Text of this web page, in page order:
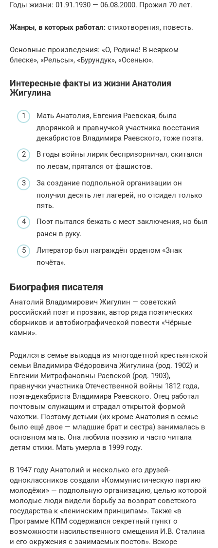
Годы жизни: 01.91.1930 — 06.08.2000. Прожил 70 лет.
Жанры, в которых работал: стихотворения, повесть.
Основные произведения: «О, Родина! В неярком
блеске», «Рельсы», «Бурундук», «Осенью».
Интересные факты из жизни Анатолия
Жигулина
Мать Анатолия, Евгения Раевская, была
дворянкой и правнучкой участника восстания
декабристов Владимира Раевского, тоже поэта.
В годы войны лирик беспризорничал, скитался
по лесам, прятался от фашистов.
За создание подпольной организации он
получил десять лет лагерей, но отсидел только
пять.
Поэт пытался бежать с мест заключения, но был
ранен в руку.
Литератор был награждён орденом «Знак
почёта».
Биография писателя
Анатолий Владимирович Жигулин — советский
российский поэт и прозаик, автор ряда поэтических
сборников и автобиографической повести «Чёрные
камни».
Родился в семье выходца из многодетной крестьянской
семьи Владимира Фёдоровича Жигулина (род. 1902) и
Евгении Митрофановны Раевской (род. 1903),
правнучки участника Отечественной войны 1812 года,
поэта-декабриста Владимира Раевского. Отец работал
почтовым служащим и страдал открытой формой
чахотки. Поэтому детьми (их кроме Анатолия в семье
было ещё двое — младшие брат и сестра) занималась в
основном мать. Она любила поэзию и часто читала
детям стихи. Мать умерла в 1999 году.
В 1947 году Анатолий и несколько его друзей-
одноклассников создали «Коммунистическую партию
молодёжи» — подпольную организацию, целью которой
молодые люди видели борьбу за возврат советского
государства к «ленинским принципам». Также «в
Программе КПМ содержался секретный пункт о
возможности насильственного смещения И.В. Сталина
и его окружения с занимаемых постов». Вскоре